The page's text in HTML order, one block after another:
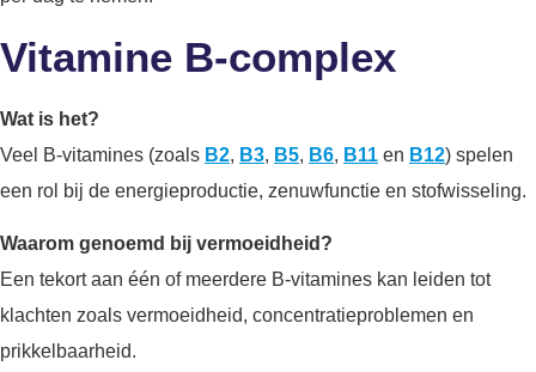
Vitamine B-complex
Wat is het?
Veel B-vitamines (zoals B2, B3, B5, B6, B11 en B12) spelen
een rol bij de energieproductie, zenuwfunctie en stofwisseling.
Waarom genoemd bij vermoeidheid?
Een tekort aan één of meerdere B-vitamines kan leiden tot
klachten zoals vermoeidheid, concentratieproblemen en
prikkelbaarheid.